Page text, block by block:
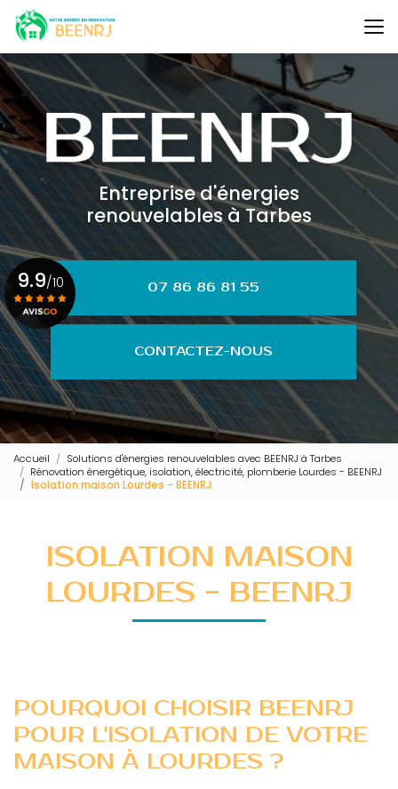
Aller
au
contenu
principal
Entreprise d'énergies
renouvelables à Tarbes
07 86 86 81 55
CONTACTEZ-NOUS
9.9/10
Voir le certificat
Accueil
Solutions d'énergies renouvelables avec BEENRJ à Tarbes
Rénovation énergétique, isolation, électricité, plomberie Lourdes - BEENRJ
Isolation maison Lourdes - BEENRJ
ISOLATION MAISON
LOURDES - BEENRJ
POURQUOI CHOISIR BEENRJ
POUR L'ISOLATION DE VOTRE
MAISON À LOURDES ?